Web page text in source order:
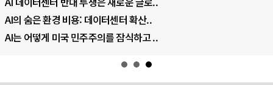
AI의 숨은 환경 비용: 데이터센터 확산..
AI는 어떻게 미국 민주주의를 잠식하고 ..